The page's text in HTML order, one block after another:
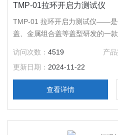
TMP-01拉环开启力测试仪
TMP-01 拉环开启力测试仪——是
盖、金属组合盖等盖型研发的一
瓿折断力、卤化丁基胶塞穿刺力
裂力、铝塑组合盖开启力、抗生
性、针与针座连接力、针头护帽
板加压泄漏、撕片撕开力等多种
访问次数：4519 产
更新日期： 2024-11-22
查看详情